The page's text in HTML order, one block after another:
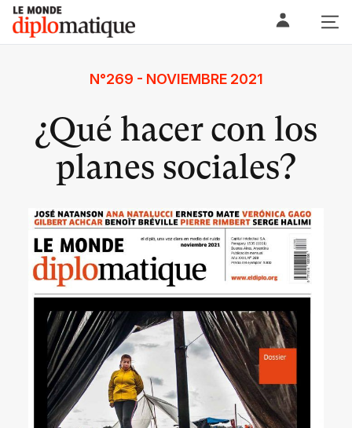
Skip
content
Le monde diplomatique
N°269 - NOVIEMBRE 2021
¿Qué hacer con los
planes sociales?